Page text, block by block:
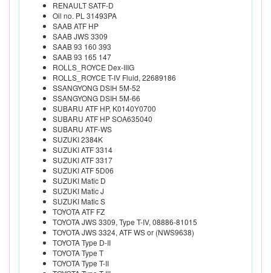
RENAULT SATF-D
Oil no. PL 31493PA
SAAB ATF HP
SAAB JWS 3309
SAAB 93 160 393
SAAB 93 165 147
ROLLS_ROYCE Dex-IIIG
ROLLS_ROYCE T-IV Fluid, 22689186
SSANGYONG DSIH 5M-52
SSANGYONG DSIH 5M-66
SUBARU ATF HP, K0140Y0700
SUBARU ATF HP SOA635040
SUBARU ATF-WS
SUZUKI 2384K
SUZUKI ATF 3314
SUZUKI ATF 3317
SUZUKI ATF 5D06
SUZUKI Matic D
SUZUKI Matic J
SUZUKI Matic S
TOYOTA ATF FZ
TOYOTA JWS 3309, Type T-IV, 08886-81015
TOYOTA JWS 3324, ATF WS or (NWS9638)
TOYOTA Type D-II
TOYOTA Type T
TOYOTA Type T-II